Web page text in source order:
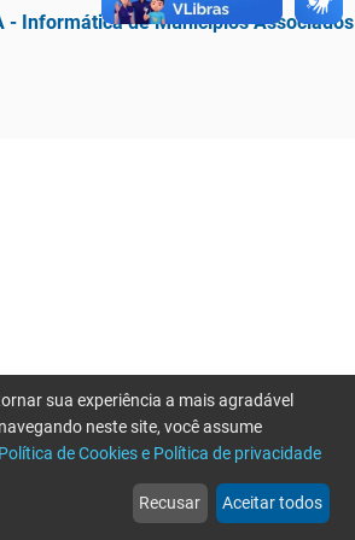
- Informática de Municípios Associados
web
Notícias
more_horiz
Mais
sua experiência a mais agradável
neste site, você assume
Política de Cookies e Política de privacidade
Recusar Aceitar todos
por favor tente novamente